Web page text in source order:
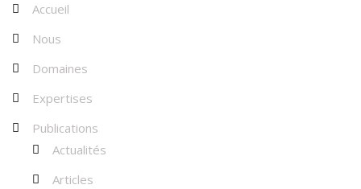
Accueil
Nous
Domaines
Expertises
Publications
Actualités
Articles